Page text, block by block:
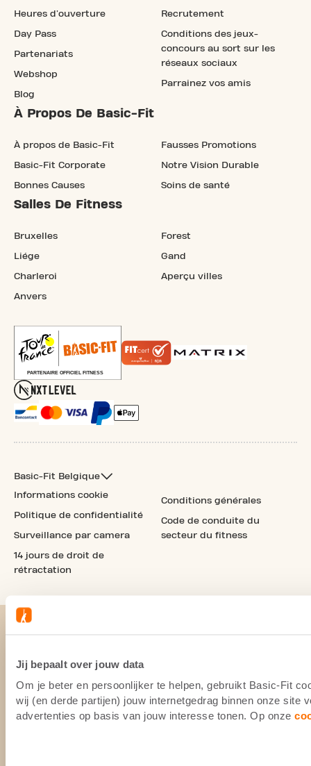
Jij bepaalt over jouw data
Om je beter en persoonlijker te helpen, gebruikt Basic-Fit
wij (en derde partijen) jouw internetgedrag binnen onze site
advertenties op basis van jouw interesse tonen. Op onze
Heures d'ouverture
Day Pass
Partenariats
Webshop
Blog
Recrutement
Conditions des jeux-
concours au sort sur les
réseaux sociaux
Parrainez vos amis
À Propos De Basic-Fit
À propos de Basic-Fit
Basic-Fit Corporate
Bonnes Causes
Fausses Promotions
Notre Vision Durable
Soins de santé
Salles De Fitness
Bruxelles
Liége
Charleroi
Anvers
Forest
Gand
Aperçu villes
Basic-Fit Belgique
Informations cookie
Politique de confidentialité
Surveillance par camera
14 jours de droit de
rétractation
Conditions générales
Code de conduite du
secteur du fitness